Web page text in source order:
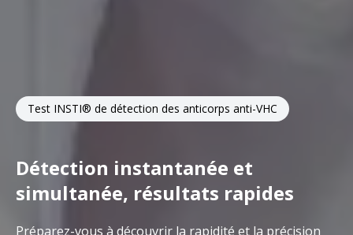
Test INSTI® de détection des anticorps anti-VHC
Détection instantanée et
simultanée, résultats rapides
Préparez-vous à découvrir la rapidité et la précision